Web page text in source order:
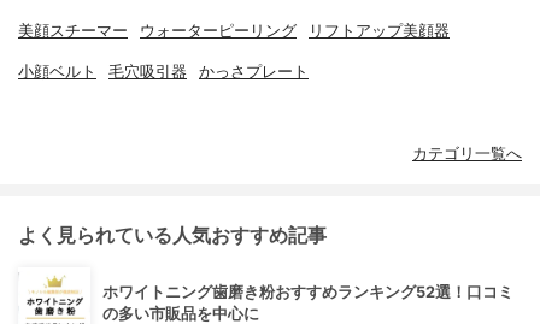
美顔スチーマー ウォーターピーリング リフトアップ美顔器
小顔ベルト 毛穴吸引器 かっさプレート
カテゴリ一覧へ
よく見られている人気おすすめ記事
ホワイトニング歯磨き粉おすすめランキング52選！口コミ
の多い市販品を中心に